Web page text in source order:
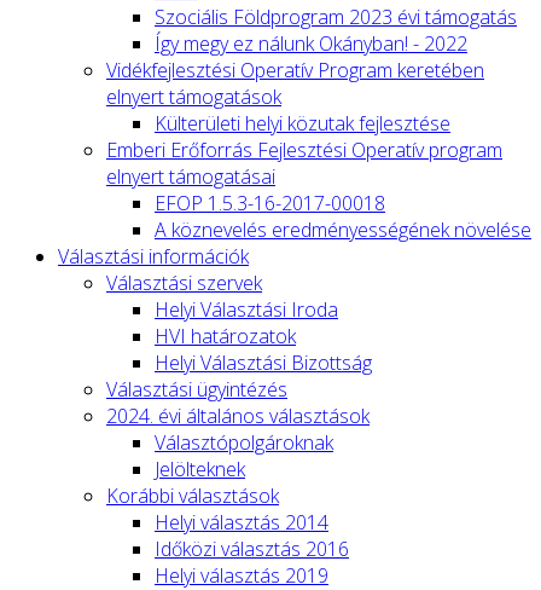
Szociális Földprogram 2023 évi támogatás
Így megy ez nálunk Okányban! - 2022
Vidékfejlesztési Operatív Program keretében
elnyert támogatások
Külterületi helyi közutak fejlesztése
Emberi Erőforrás Fejlesztési Operatív program
elnyert támogatásai
EFOP 1.5.3-16-2017-00018
A köznevelés eredményességének növelése
Választási információk
Választási szervek
Helyi Választási Iroda
HVI határozatok
Helyi Választási Bizottság
Választási ügyintézés
2024. évi általános választások
Választópolgároknak
Jelölteknek
Korábbi választások
Helyi választás 2014
Időközi választás 2016
Helyi választás 2019